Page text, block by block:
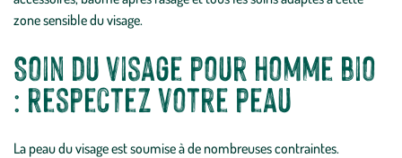
zone sensible du visage.
Soin du visage pour homme bio
: respectez votre peau
La peau du visage est soumise à de nombreuses contraintes.